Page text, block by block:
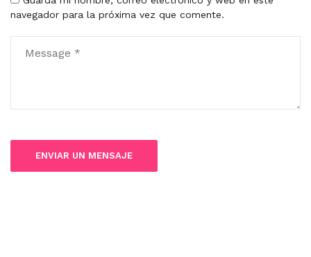
navegador para la próxima vez que comente.